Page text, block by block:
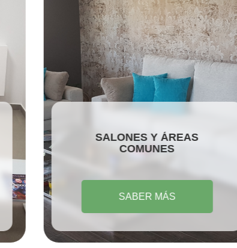
SALONES Y ÁREAS
COMUNES
SABER MÁS